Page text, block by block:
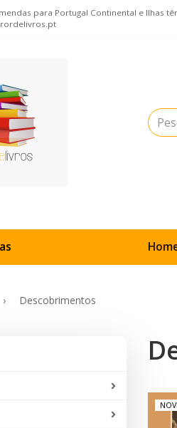
para Portugal Continental e Ilhas
Descobrimentos